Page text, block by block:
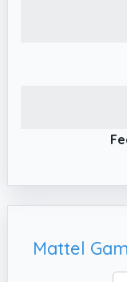
✔️ UNO
ya conoces
✔️ ¡Para
añadido
para ayudar
colores). De